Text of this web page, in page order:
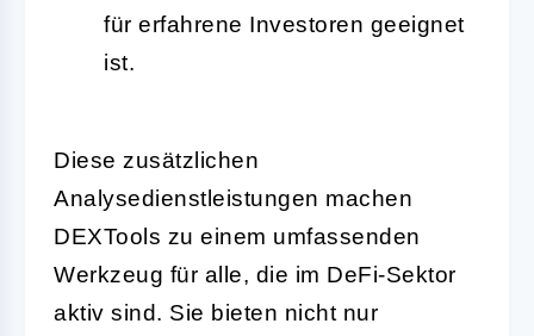
für erfahrene Investoren geeignet
ist.
Diese zusätzlichen
Analysedienstleistungen machen
DEXTools zu einem umfassenden
Werkzeug für alle, die im DeFi-Sektor
aktiv sind. Sie bieten nicht nur